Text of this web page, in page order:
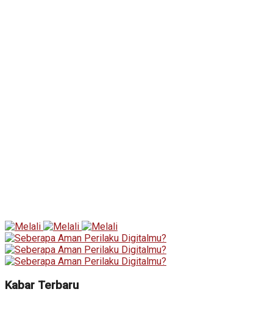
Kabar Terbaru